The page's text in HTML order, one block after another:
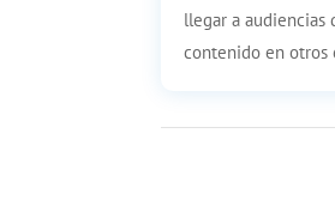
llegar a audiencias
contenido en otros